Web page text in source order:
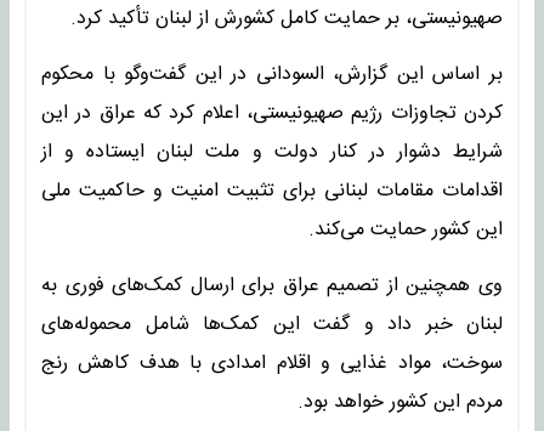
صهیونیستی، بر حمایت کامل کشورش از لبنان تأکید کرد.
بر اساس این گزارش، السودانی در این گفت‌وگو با محکوم
کردن تجاوزات رژیم صهیونیستی، اعلام کرد که عراق در این
شرایط دشوار در کنار دولت و ملت لبنان ایستاده و از
اقدامات مقامات لبنانی برای تثبیت امنیت و حاکمیت ملی
این کشور حمایت می‌کند.
وی همچنین از تصمیم عراق برای ارسال کمک‌های فوری به
لبنان خبر داد و گفت این کمک‌ها شامل محموله‌های
سوخت، مواد غذایی و اقلام امدادی با هدف کاهش رنج
مردم این کشور خواهد بود.